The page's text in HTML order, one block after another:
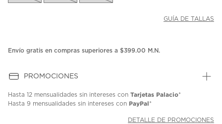
GUÍA DE TALLAS
Envío gratis en compras superiores a $399.00 M.N.
PROMOCIONES
Hasta 12 mensualidades sin intereses con Tarjetas Palacio*
Hasta 9 mensualidades sin intereses con PayPal*
DETALLE DE PROMOCIONES